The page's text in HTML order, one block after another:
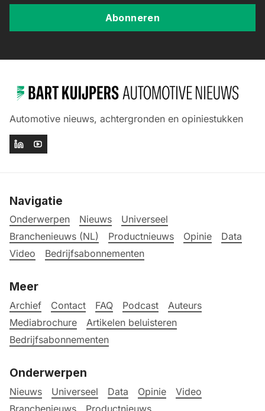
Abonneren
Automotive nieuws, achtergronden en opiniestukken
Navigatie
Onderwerpen Nieuws
Universeel
Branchenieuws (NL)
Productnieuws Opinie
Data
Video
Bedrijfsabonnementen
Meer
Archief Contact FAQ Podcast
Auteurs
Mediabrochure
Artikelen beluisteren
Bedrijfsabonnementen
Onderwerpen
Nieuws Universeel Data Opinie
Video